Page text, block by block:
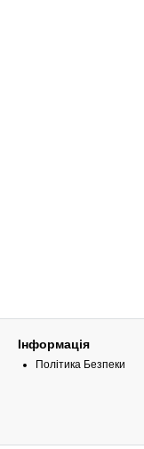
Інформація
Політика Безпеки